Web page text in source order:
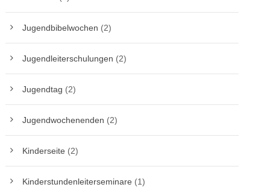
Jugendbibelwochen (2)
Jugendleiterschulungen (2)
Jugendtag (2)
Jugendwochenenden (2)
Kinderseite (2)
Kinderstundenleiterseminare (1)